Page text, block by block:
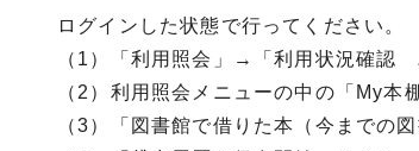
ログインした状態で行ってください。
（1）「利用照会」→「利用状況確
（2）利用照会メニューの中の「My本
（3）「図書館で借りた本（今までの